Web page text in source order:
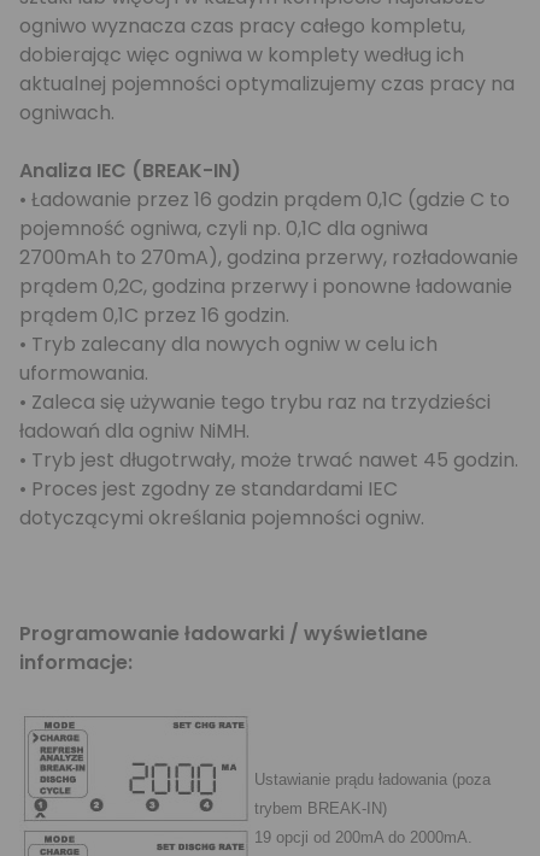
ogniwo wyznacza czas pracy całego kompletu,
dobierając więc ogniwa w komplety według ich
aktualnej pojemności optymalizujemy czas pracy na
ogniwach.
Analiza IEC (BREAK-IN)
• Ładowanie przez 16 godzin prądem 0,1C (gdzie C to
pojemność ogniwa, czyli np. 0,1C dla ogniwa
2700mAh to 270mA), godzina przerwy, rozładowanie
prądem 0,2C, godzina przerwy i ponowne ładowanie
prądem 0,1C przez 16 godzin.
• Tryb zalecany dla nowych ogniw w celu ich
uformowania.
• Zaleca się używanie tego trybu raz na trzydzieści
ładowań dla ogniw NiMH.
• Tryb jest długotrwały, może trwać nawet 45 godzin.
• Proces jest zgodny ze standardami IEC
dotyczącymi określania pojemności ogniw.
Programowanie ładowarki / wyświetlane
informacje:
Ustawianie prądu ładowania (poza
trybem BREAK-IN)
19 opcji od 200mA do 2000mA.